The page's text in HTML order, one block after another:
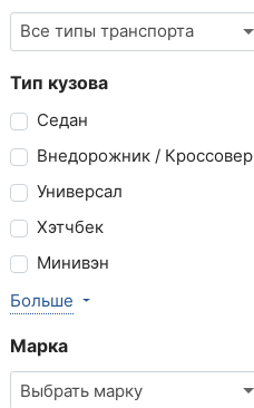
Все типы транспорта
Тип кузова
Седан
Внедорожник / Кроссовер
Универсал
Хэтчбек
Минивэн
Больше
Марка
Выбрать марку